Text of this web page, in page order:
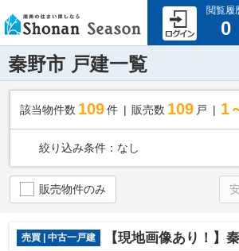
閲覧履
0
秦野市 戸建一覧
該当物件数 109件 販売数 109 戸 1
絞り込み条件： なし
販売物件のみ
売買 | 中古一戸建 【現地画像あり！】秦野市南矢名